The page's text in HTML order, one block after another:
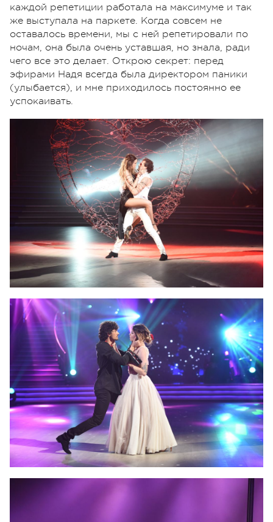
каждой репетиции работала на максимуме и так
же выступала на паркете. Когда совсем не
оставалось времени, мы с ней репетировали по
ночам, она была очень уставшая, но знала, ради
чего все это делает. Открою секрет: перед
эфирами Надя всегда была директором паники
(улыбается), и мне приходилось постоянно ее
успокаивать.